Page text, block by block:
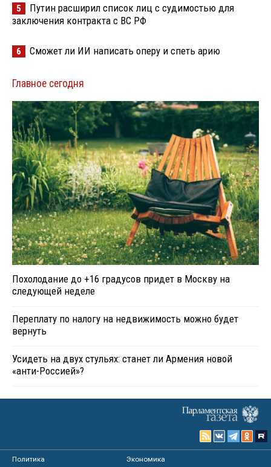
5
Путин расширил список лиц с судимостью для
заключения контракта с ВС РФ
6 Сможет ли ИИ написать оперу и спеть арию
Главное сегодня
Похолодание до +16 градусов придет в Москву на
следующей неделе
Переплату по налогу на недвижимость можно будет
вернуть
Усидеть на двух стульях: станет ли Армения новой
«анти-Россией»?
Политика
Экономика